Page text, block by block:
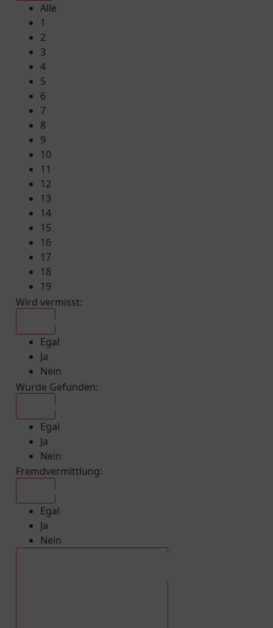
Alle
1
2
3
4
5
6
7
8
9
10
11
12
13
14
15
16
17
18
19
Wird vermisst:
Egal
Ja
Nein
Wurde Gefunden:
Egal
Ja
Nein
Fremdvermittlung:
Egal
Ja
Nein